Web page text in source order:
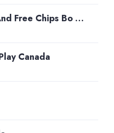
Free Chips Bo …
Canada